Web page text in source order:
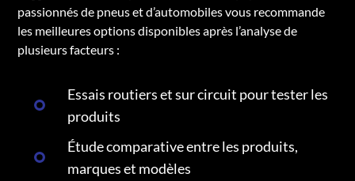
passionnés de pneus et d’automobiles vous recommande
les meilleures options disponibles après l’analyse de
plusieurs facteurs :
Essais routiers et sur circuit pour tester les
produits
Étude comparative entre les produits,
marques et modèles